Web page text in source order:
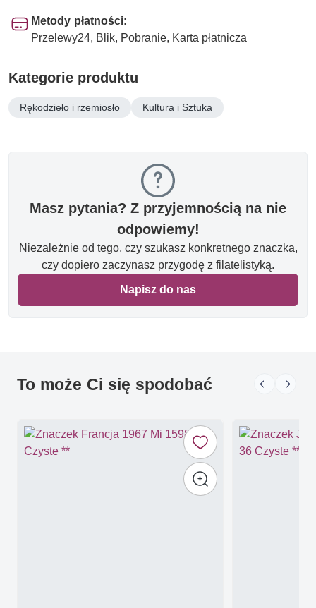
Metody płatności:
Przelewy24, Blik, Pobranie, Karta płatnicza
Kategorie produktu
Rękodzieło i rzemiosło Kultura i Sztuka
Masz pytania? Z przyjemnością na nie
odpowiemy!
Niezależnie od tego, czy szukasz konkretnego znaczka,
czy dopiero zaczynasz przygodę z filatelistyką.
Napisz do nas
To może Ci się spodobać